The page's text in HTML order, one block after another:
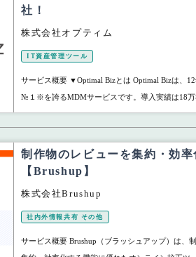
社！
株式会社オプティム
IT資産管理ツール
サービス概要 ▼Optimal Bizとは Optimal Bizは、
№１※を誇るMDMサービスです。導入実績は18万
制作物のレビューを集約・効
【Brushup】
株式会社Brushup
社内外情報共有 その他
サービス概要 Brushup（ブラッシュアップ）は、